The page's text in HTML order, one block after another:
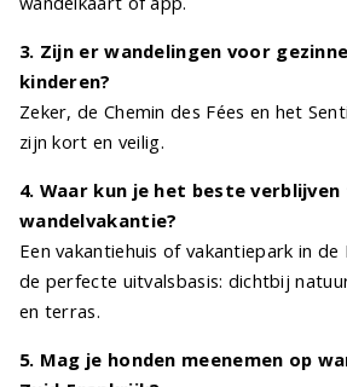
3. Zijn er wandelingen voor
kinderen?
Zeker, de Chemin des Fées en het
zijn kort en veilig.
4. Waar kun je het beste
wandelvakantie?
Een vakantiehuis of vakantiepark in
de perfecte uitvalsbasis: dichtbij
en terras.
5. Mag je honden meenemen op